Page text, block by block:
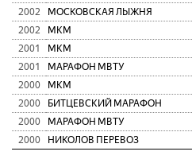
2002
МОСКОВСКАЯ ЛЫЖНЯ
2002
МКМ
2001
МКМ
2001
МАРАФОН МВТУ
2000
МКМ
2000
БИТЦЕВСКИЙ МАРАФОН
2000
МАРАФОН МВТУ
2000
НИКОЛОВ ПЕРЕВОЗ